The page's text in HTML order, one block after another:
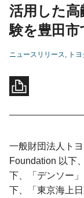
活用した高
験を豊田市
ニュースリリース ト
一般財団法人ト
Foundation 以下
下、「デンソー
下、「東京海上